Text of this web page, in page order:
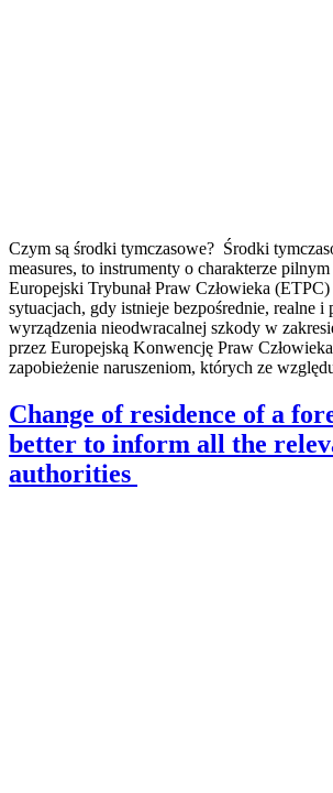
Czym są środki tymczasowe? Środki
measures, to instrumenty o charakterze
Europejski Trybunał Praw Człowieka
sytuacjach, gdy istnieje bezpośrednie, realne
wyrządzenia nieodwracalnej szkody w
przez Europejską Konwencję Praw
zapobieżenie naruszeniom, których ze
Change of residence of a
better to inform all the
authorities